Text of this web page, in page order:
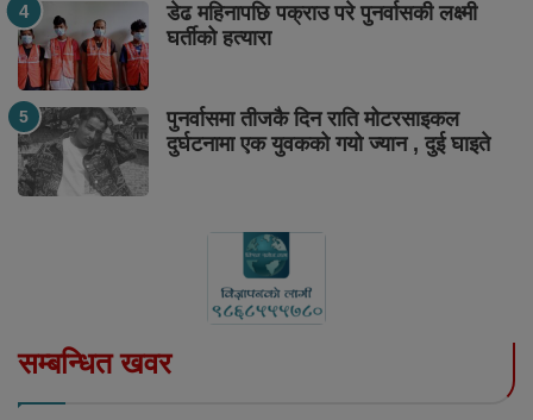
डेढ महिनापछि पक्राउ परे पुनर्वासकी लक्ष्मी
घर्तीको हत्यारा
पुनर्वासमा तीजकै दिन राति मोटरसाइकल
दुर्घटनामा एक युवकको गयो ज्यान , दुई घाइते
सम्बन्धित खवर